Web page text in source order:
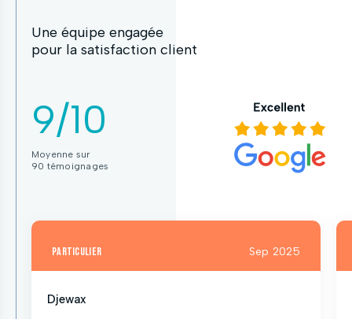
Une équipe engagée
pour la satisfaction client
9/10
Moyenne sur
90 témoignages
particulier Sep 2025
Djewax